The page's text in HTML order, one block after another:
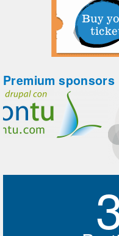
Premium sponsors